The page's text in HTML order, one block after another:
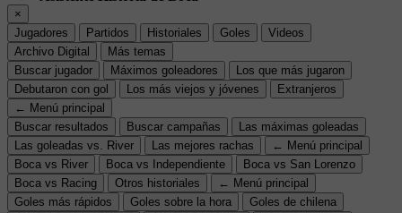
×
Jugadores
Partidos Historiales Goles
Videos
Archivo Digital
Más temas
Buscar jugador
Máximos goleadores
Los que más jugaron
Debutaron con gol
Los más viejos y jóvenes
Extranjeros
← Menú principal
Buscar resultados
Buscar campañas
Las máximas goleadas
Las goleadas vs. River
Las mejores rachas
← Menú principal
Boca vs River
Boca vs Independiente
Boca vs San Lorenzo
Boca vs Racing
Otros historiales
← Menú principal
Goles más rápidos
Goles sobre la hora
Goles de chilena